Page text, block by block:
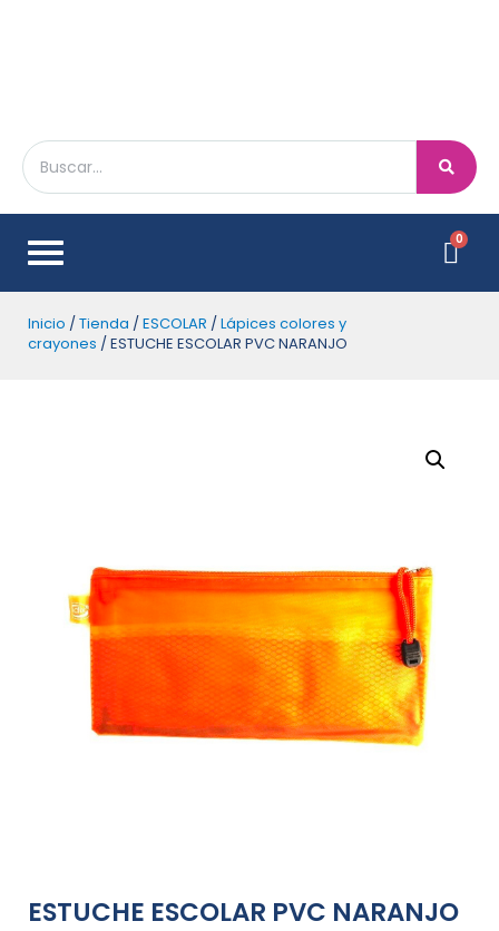
Inicio /Tienda /ESCOLAR /Lápices colores y
crayones / ESTUCHE ESCOLAR PVC NARANJO
ESTUCHE ESCOLAR PVC NARANJO